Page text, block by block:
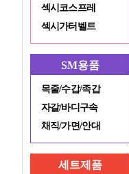
섹시코스프레
섹시가터벨트
SM용품
목줄/수갑/족갑
자갈/바디구속
채직/가면/안대
세트제품